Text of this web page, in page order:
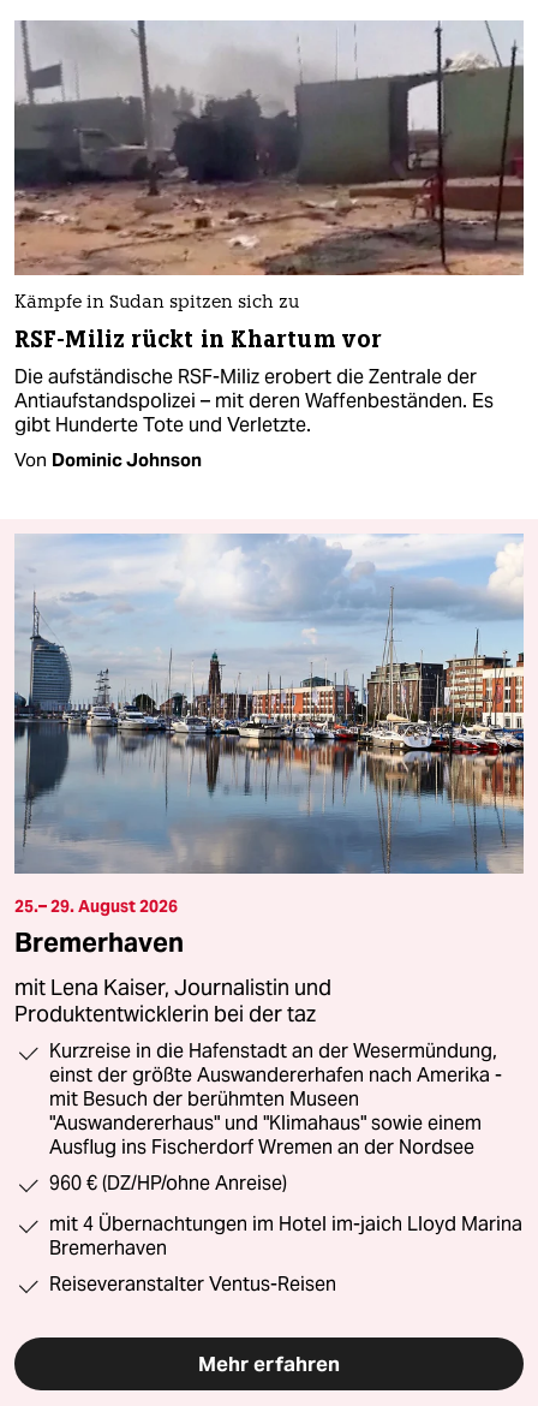
Kämpfe in Sudan spitzen sich zu
RSF-Miliz rückt in Khartum vor
Die aufständische RSF-Miliz erobert die Zentrale der
Antiaufstandspolizei – mit deren Waffenbeständen. Es
gibt Hunderte Tote und Verletzte.
Von Dominic Johnson
25.– 29. August 2026
Bremerhaven
mit Lena Kaiser, Journalistin und
Produktentwicklerin bei der taz
Kurzreise in die Hafenstadt an der Wesermündung,
einst der größte Auswandererhafen nach Amerika -
mit Besuch der berühmten Museen
"Auswandererhaus" und "Klimahaus" sowie einem
Ausflug ins Fischerdorf Wremen an der Nordsee
960 € (DZ/HP/ohne Anreise)
mit 4 Übernachtungen im Hotel im-jaich Lloyd Marina
Bremerhaven
Reiseveranstalter Ventus-Reisen
Mehr erfahren